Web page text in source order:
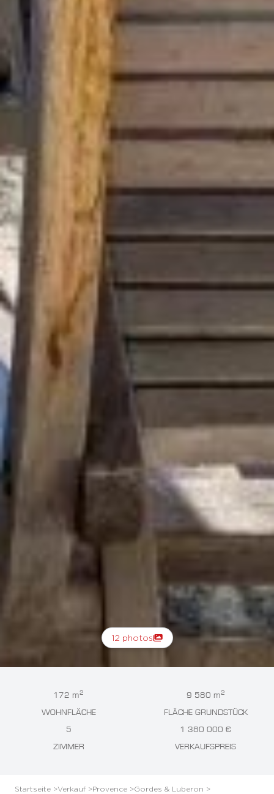
12 photos
172 m2
WOHNFLÄCHE
9 580 m2
FLÄCHE GRUNDSTÜCK
5
ZIMMER
1 380 000 €
VERKAUFSPREIS
Startseite >Verkauf >Provence >Gordes & Luberon >